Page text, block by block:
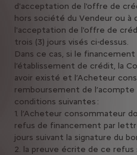
d'acceptation de l'offre de
hors société du Vendeur ou
l'acceptation de l'offre de
trois (3) jours visés ci-dessus.
Dans ce cas, si le
l’établissement de crédit, la
avoir existé et l’Acheteur
remboursement de
conditions suivantes :
1. l’Acheteur consommateur
refus de financement par
jours suivant la signature du
2. la preuve écrite de ce refus